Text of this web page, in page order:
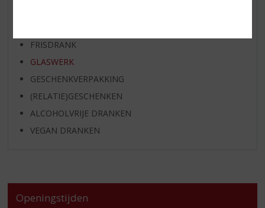
FRISDRANK
GLASWERK
GESCHENKVERPAKKING
(RELATIE)GESCHENKEN
ALCOHOLVRIJE DRANKEN
VEGAN DRANKEN
Openingstijden